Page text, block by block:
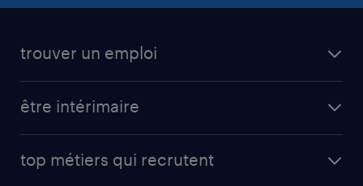
trouver un emploi
être intérimaire
app talent / portail web
top métiers qui recrutent